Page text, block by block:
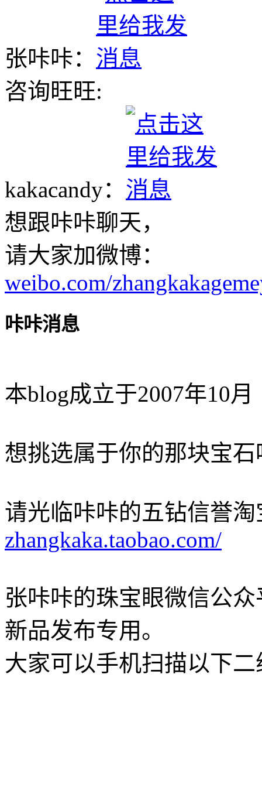
张咔咔：
咨询旺旺:
kakacandy：
想跟咔咔聊天，
请大家加微博：
weibo.com/
咔咔消息
本blog成立于2007年10月
想挑选属于你的那块宝石
请光临咔咔的五钻信誉淘
zhangkaka.taobao.com/
张咔咔的珠宝眼微信公
新品发布专用。
大家可以手机扫描以下